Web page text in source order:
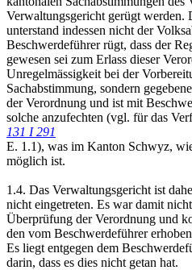
Verwaltungsgericht gerügt werden.
unterstand indessen nicht der
Beschwerdeführer rügt, dass der
gewesen sei zum Erlass dieser
Unregelmässigkeit bei der
Sachabstimmung, sondern
der Verordnung und ist mit
solche anzufechten (vgl. für das
131 I 291
E. 1.1), was im Kanton Schwyz,
möglich ist.
1.4. Das Verwaltungsgericht ist
nicht eingetreten. Es war damit
Überprüfung der Verordnung und
den vom Beschwerdeführer
Es liegt entgegen dem
darin, dass es dies nicht getan hat.